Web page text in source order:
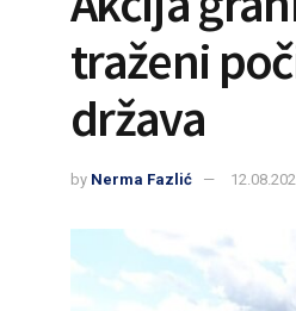
traženi
država
by Nerma Fazlić